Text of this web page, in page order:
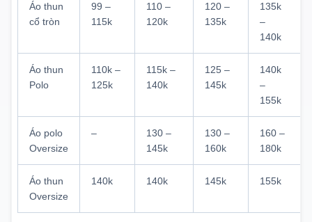
Áo thun
cổ tròn
99 –
115k
110 –
120k
120 –
135k
135k
–
140k
Áo thun
Polo
110k –
125k
115k –
140k
125 –
145k
140k
–
155k
Áo polo
Oversize
–
130 –
145k
130 –
160k
160 –
180k
Áo thun
Oversize
140k 140k 145k 155k